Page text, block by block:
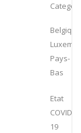
Pays-
Bas
Etat
COVID-
19